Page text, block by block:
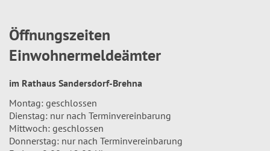
Öffnungszeiten
Einwohnermeldeämter
im Rathaus Sandersdorf-Brehna
Montag: geschlossen
Dienstag: nur nach Terminvereinbarung
Mittwoch: geschlossen
Donnerstag: nur nach Terminvereinbarung